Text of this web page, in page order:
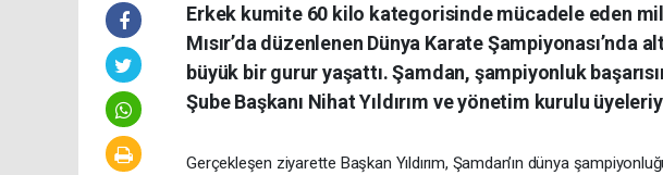
Erkek kumite 60 kilo kategorisinde mücadele eden
Mısır’da düzenlenen Dünya Karate Şampiyonası’nda
büyük bir gurur yaşattı. Şamdan, şampiyonluk
Şube Başkanı Nihat Yıldırım ve yönetim kurulu
Gerçekleşen ziyarette Başkan Yıldırım, Şamdan’ın dünya